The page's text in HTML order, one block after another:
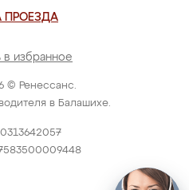
© Ренессанс.
в Балашихе.
ПРОЕЗДА
в избранное